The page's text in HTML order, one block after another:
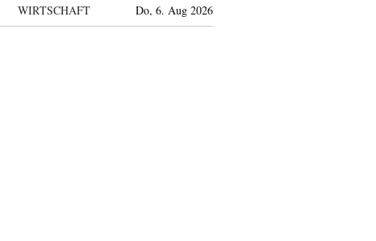
WIRTSCHAFT Do, 6. Aug 2026